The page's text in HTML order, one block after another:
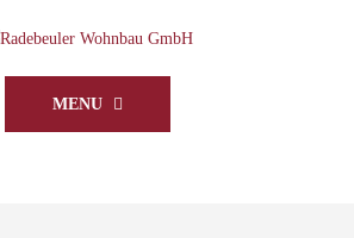
MENU